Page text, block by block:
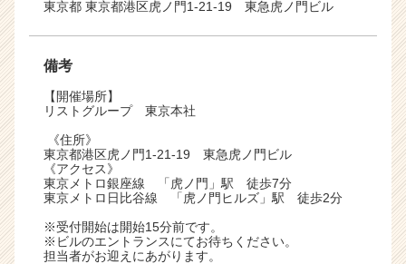
東京都 東京都港区虎ノ門1-21-19 東急虎ノ門ビル
備考
【開催場所】
リストグループ 東京本社
《住所》
東京都港区虎ノ門1-21-19 東急虎ノ門ビル
《アクセス》
東京メトロ銀座線 「虎ノ門」駅 徒歩7分
東京メトロ日比谷線 「虎ノ門ヒルズ」駅 徒歩2分
※受付開始は開始15分前です。
※ビルのエントランスにてお待ちください。
担当者がお迎えにあがります。